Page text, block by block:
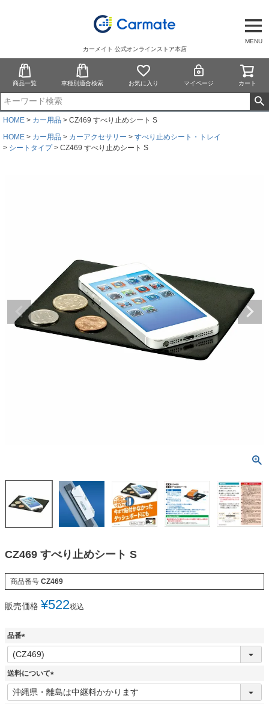
MENU
カーメイト 公式オンラインストア本店
商品一覧 車種別適合検索 お気に入り マイページ カート
HOME カー用品
CZ469 すべり止めシート S
HOME
カー用品 カーアクセサリー
すべり止めシート・トレイ
シートタイプ
CZ469 すべり止めシート S
CZ469 すべり止めシート S
商品番号 CZ469
販売価格 ¥522税込
品番
(
必
須
送料について
(
必